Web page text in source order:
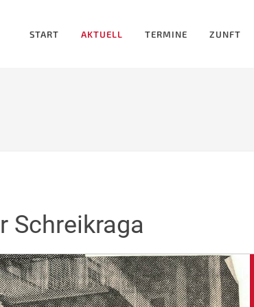
START AKTUELL TERMINE ZUNFT
Schreikraga